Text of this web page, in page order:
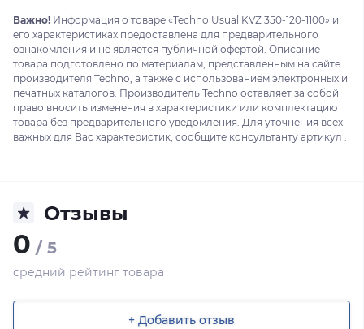
Важно! Информация о товаре «Techno Usual KVZ 350-120-1100» и
его характеристиках предоставлена для предварительного
ознакомления и не является публичной офертой. Описание
товара подготовлено по материалам, представленным на сайте
производителя Techno, а также с использованием электронных и
печатных каталогов. Производитель Techno оставляет за собой
право вносить изменения в характеристики или комплектацию
товара без предварительного уведомления. Для уточнения всех
важных для Вас характеристик, сообщите консультанту артикул .
Отзывы
0 / 5
средний рейтинг товара
+ Добавить отзыв